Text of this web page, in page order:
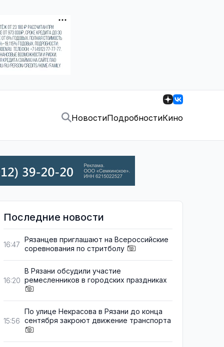
НовостиПодробностиКино
Последние новости
16:47
Рязанцев приглашают на Всероссийские
соревнования по стритболу
16:20
В Рязани обсудили участие
ремесленников в городских праздниках
15:56
По улице Некрасова в Рязани до конца
сентября закроют движение транспорта